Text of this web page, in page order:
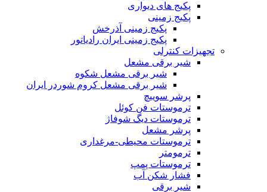
پکیج های دیواری
پکیج زمینی
پکیج زمینی آذرخش
پکیج زمینی ایران رادیاتور
تجهیزات کنترلی
شیر برقی مشعل
شیر برقی مشعل شکوه
شیر برقی مشعل کروم شوردر ایران
پرشر سوییچ
ترموستات فن کوئل
ترموستات دیگ شوفاژ
پرشر مشعل
ترموستات محیطی-مرغداری
ترمومتر
ترموستات پمپ
فشار شکن آب
شیر برقی